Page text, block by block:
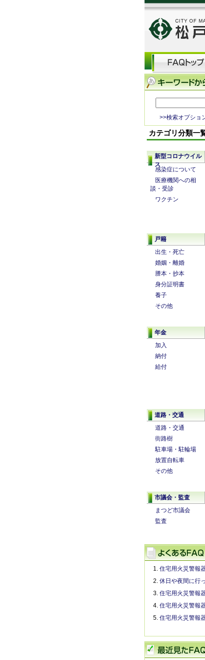
>>検索オプショ
カテゴリ分類一
新型コロナウイル
ス
感染症について
医療機関への相
談・受診
ワクチン
戸籍
出生・死亡
婚姻・離婚
謄本・抄本
身分証明書
養子
その他
年金
加入
納付
給付
道路・交通
道路・交通
街路樹
駐車場・駐輪場
放置自転車
その他
市議会・監査
まつど市議会
監査
住宅用火災警報
休日や夜間に行
住宅用火災警報
住宅用火災警報
住宅用火災警報